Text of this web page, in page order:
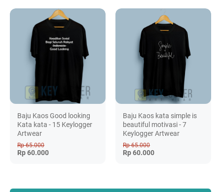
Baju Kaos Good looking
Kata kata - 15 Keylogger
Artwear
Rp 65.000
Rp 60.000
Baju Kaos kata simple is
beautiful motivasi - 7
Keylogger Artwear
Rp 65.000
Rp 60.000